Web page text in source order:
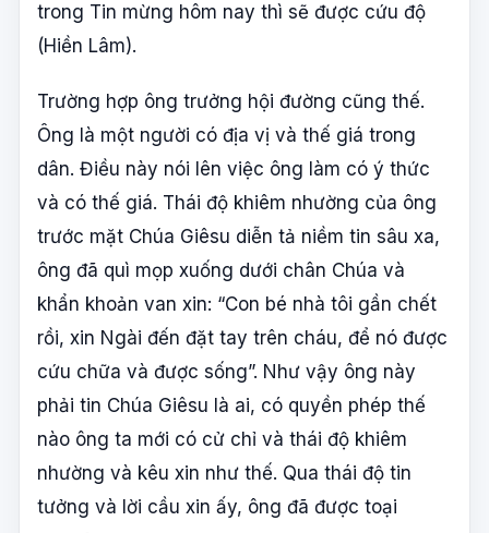
trong Tin mừng hôm nay thì sẽ được cứu độ
(Hiền Lâm).
Trường hợp ông trưởng hội đường cũng thế.
Ông là một người có địa vị và thế giá trong
dân. Điều này nói lên việc ông làm có ý thức
và có thế giá. Thái độ khiêm nhường của ông
trước mặt Chúa Giêsu diễn tả niềm tin sâu xa,
ông đã quì mọp xuống dưới chân Chúa và
khẩn khoản van xin: “Con bé nhà tôi gần chết
rồi, xin Ngài đến đặt tay trên cháu, để nó được
cứu chữa và được sống”. Như vậy ông này
phải tin Chúa Giêsu là ai, có quyền phép thế
nào ông ta mới có cử chỉ và thái độ khiêm
nhường và kêu xin như thế. Qua thái độ tin
tưởng và lời cầu xin ấy, ông đã được toại